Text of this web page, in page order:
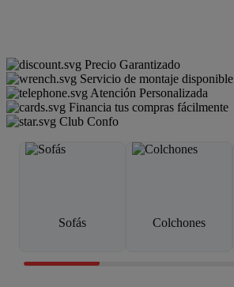
Precio Garantizado
Servicio de montaje disponible
Atención Personalizada
Financia tus compras fácilmente
Club Confo
Sofás Colchones